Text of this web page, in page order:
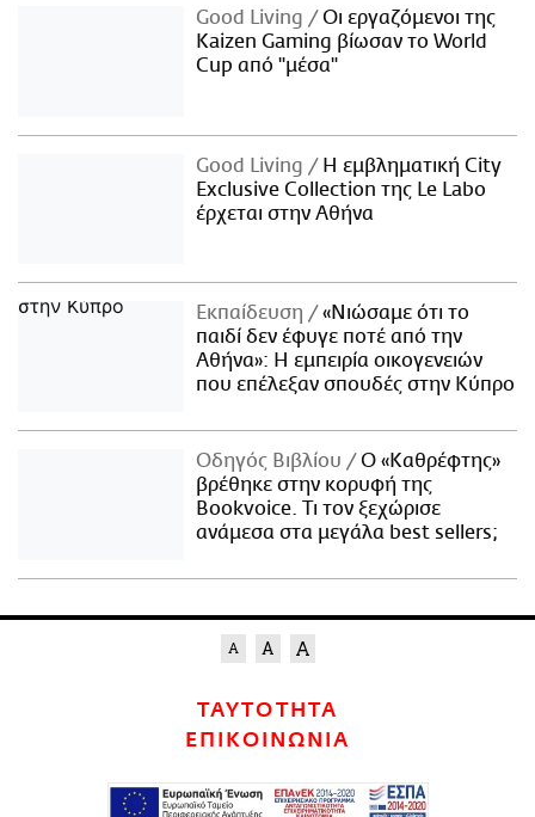
Good Living
Οι εργαζόμενοι της
Kaizen Gaming βίωσαν το World
Cup από "μέσα"
Good Living
Η εμβληματική City
Exclusive Collection της Le Labo
έρχεται στην Αθήνα
Εκπαίδευση
«Νιώσαμε ότι το
παιδί δεν έφυγε ποτέ από την
Αθήνα»: Η εμπειρία οικογενειών
που επέλεξαν σπουδές στην Κύπρο
Οδηγός Βιβλίου
Ο «Καθρέφτης»
βρέθηκε στην κορυφή της
Bookvoice. Τι τον ξεχώρισε
ανάμεσα στα μεγάλα best sellers;
ΤΑΥΤΟΤΗΤΑ
ΕΠΙΚΟΙΝΩΝΙΑ